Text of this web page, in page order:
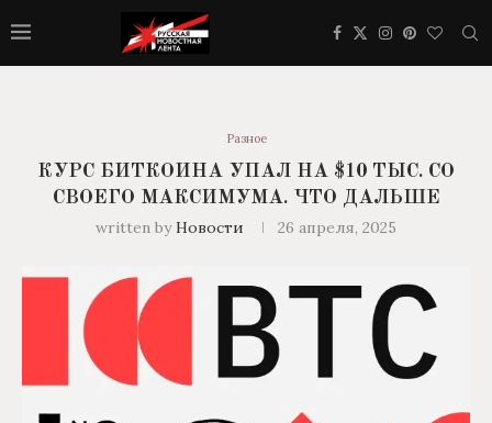
Разное
КУРС БИТКОИНА УПАЛ НА $10 ТЫС. СО
СВОЕГО МАКСИМУМА. ЧТО ДАЛЬШЕ
written byНовости 26 апреля, 2025